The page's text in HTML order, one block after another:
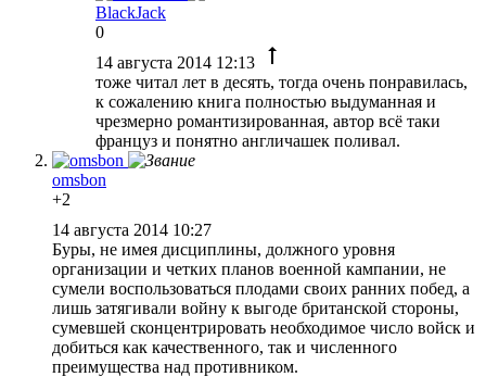
BlackJack
0
14 августа 2014 12:13
тоже читал лет в десять, тогда очень понравилась,
к сожалению книга полностью выдуманная и
чрезмерно романтизированная, автор всё таки
француз и понятно англичашек поливал.
omsbon
+2
14 августа 2014 10:27
Буры, не имея дисциплины, должного уровня
организации и четких планов военной кампании, не
сумели воспользоваться плодами своих ранних побед, а
лишь затягивали войну к выгоде британской стороны,
сумевшей сконцентрировать необходимое число войск и
добиться как качественного, так и численного
преимущества над противником.